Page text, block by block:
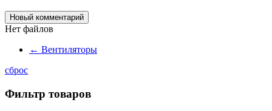
Новый комментарий
Нет файлов
← Вентиляторы
сброс
Фильтр товаров